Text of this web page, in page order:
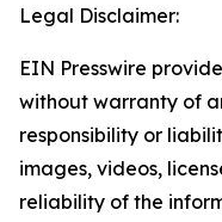
Legal Disclaimer:
EIN Presswire
without warranty of
responsibility or
images, videos,
reliability of the